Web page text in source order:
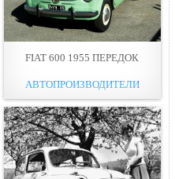
FIAT 600 1955 ПЕРЕДОК
АВТОПРОИЗВОДИТЕЛИ